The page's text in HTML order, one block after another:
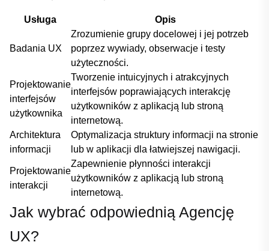
Usługa Opis
Badania UX
Zrozumienie grupy​ docelowej i jej potrzeb
poprzez wywiady, obserwacje i testy
użyteczności.
Projektowanie
⁤interfejsów
użytkownika
Tworzenie intuicyjnych ‍i atrakcyjnych
interfejsów poprawiających⁢ interakcję
użytkowników‌ z aplikacją lub stroną​
internetową.
Architektura
informacji
Optymalizacja struktury informacji na stronie
lub w ​aplikacji dla ‌łatwiejszej nawigacji.
Projektowanie
⁣interakcji
Zapewnienie płynności interakcji
użytkowników z aplikacją‍ lub ⁢stroną⁤
internetową.
Jak wybrać odpowiednią Agencję
UX?